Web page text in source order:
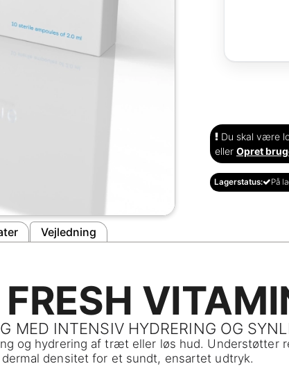
Du skal være
eller Opret
Lagerstatus: På
Vejledning
MED INTENSIV HYDRERING OG
og hydrering af træt eller løs hud. Understøtter
densitet for et sundt, ensartet udtryk.